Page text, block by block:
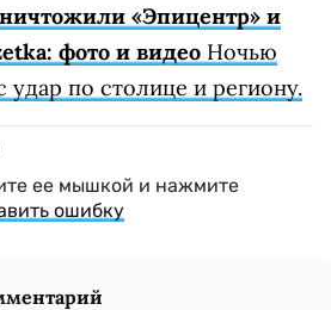
«Эпицентр» и
фото и видео Ночью
удар по столице и региону.
ее мышкой и нажмите
ошибку